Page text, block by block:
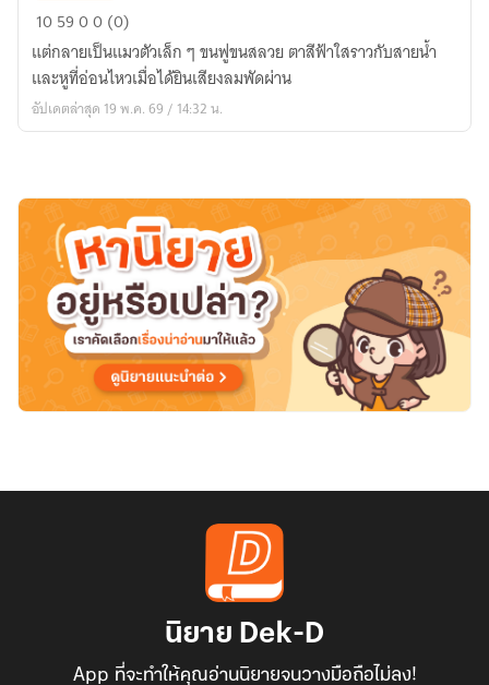
เกิด
ใหม่
เป็น
สัตว์
เลี้ยง
ของ
พระเอก
จอม
เย็น
ชา
105900 (0)
แต่กลายเป็นแมวตัวเล็ก ๆ ขนฟูขนสลวย ตาสีฟ้าใสราวกับสายน้ำ
และหูที่อ่อนไหวเมื่อได้ยินเสียงลมพัดผ่าน
อัปเดตล่าสุด 19 พ.ค. 69 / 14:32 น.
นิยาย Dek-D
App ที่จะทำให้คุณอ่านนิยายจนวางมือถือไม่ลง!